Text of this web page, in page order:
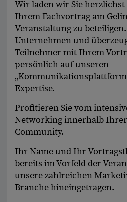
Wir laden wir Sie
Ihrem Fachvortrag am
Veranstaltung zu
Unternehmen und
Teilnehmer mit Ihrem
persönlich auf unseren
Expertise.
Profitieren Sie vom
Networking innerhalb
Community.
Ihr Name und Ihr
bereits im Vorfeld der
unsere zahlreichen
Branche hineingetragen.